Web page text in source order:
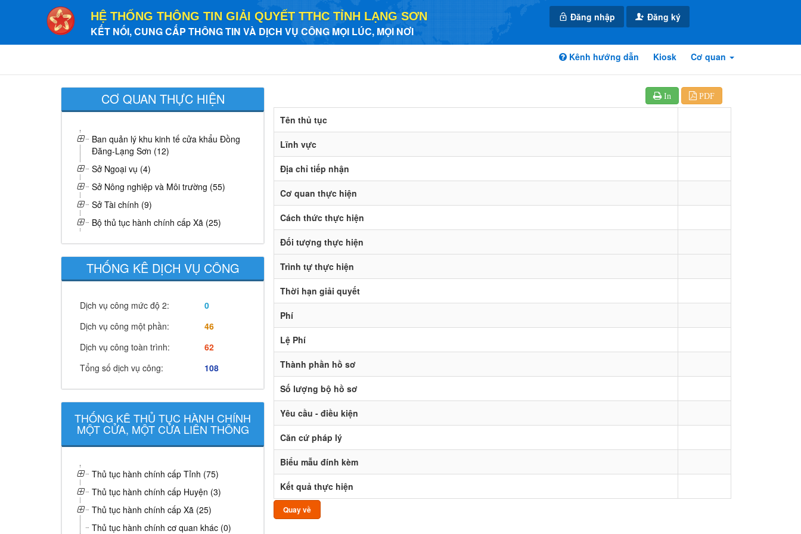
HỆ THỐNG THÔNG TIN GIẢI QUYẾT TTHC TỈNH LẠNG SƠN
KẾT NỐI, CUNG CẤP THÔNG TIN VÀ DỊCH VỤ CÔNG MỌI LÚC, MỌI NƠI
Đăng nhập Đăng ký
Kênh hướng dẫn Kiosk Cơ quan
CƠ QUAN THỰC HIỆN
Ban quản lý khu kinh tế cửa khẩu Đồng
Đăng-Lạng Sơn (12)
Sở Ngoại vụ (4)
Sở Nông nghiệp và Môi trường (55)
Sở Tài chính (9)
Bộ thủ tục hành chính cấp Xã (25)
THỐNG KÊ DỊCH VỤ CÔNG
Dịch vụ công mức độ 2:
0
Dịch vụ công một phần:
46
Dịch vụ công toàn trình:
62
Tổng số dịch vụ công:
108
THỐNG KÊ THỦ TỤC HÀNH CHÍNH
MỘT CỬA, MỘT CỬA LIÊN THÔNG
Thủ tục hành chính cấp Tỉnh (75)
Thủ tục hành chính cấp Huyện (3)
Thủ tục hành chính cấp Xã (25)
Thủ tục hành chính cơ quan khác (0)
In PDF
Tên thủ tục
Lĩnh vực
Địa chỉ tiếp nhận
Cơ quan thực hiện
Cách thức thực hiện
Đối tượng thực hiện
Trình tự thực hiện
Thời hạn giải quyết
Phí
Lệ Phí
Thành phần hồ sơ
Số lượng bộ hồ sơ
Yêu cầu - điều kiện
Căn cứ pháp lý
Biểu mẫu đính kèm
Kết quả thực hiện
Quay về